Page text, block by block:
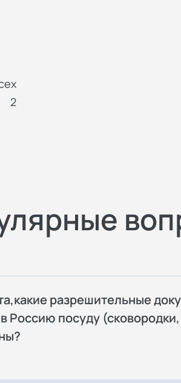
2
разрешительные
Россию посуду